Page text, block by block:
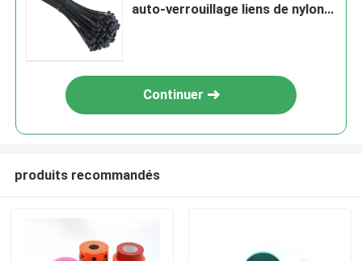
auto-verrouillage liens de nylon
Continuer
produits recommandés